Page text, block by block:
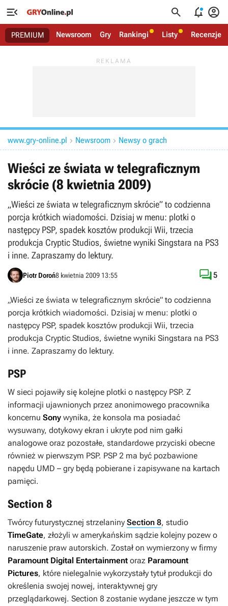
   
PREMIUM Newsroom Gry Rankingi Listy Recenzje
www.gry-online.pl  Newsroom  Newsy o grach
Wieści ze świata w telegraficznym
skrócie (8 kwietnia 2009)
„Wieści ze świata w telegraficznym skrócie” to codzienna
porcja krótkich wiadomości. Dzisiaj w menu: plotki o
następcy PSP, spadek kosztów produkcji Wii, trzecia
produkcja Cryptic Studios, świetne wyniki Singstara na PS3
i inne. Zapraszamy do lektury.
Piotr Doroń8 kwietnia 2009 13:55 5
„Wieści ze świata w telegraficznym skrócie” to codzienna
porcja krótkich wiadomości. Dzisiaj w menu: plotki o
następcy PSP, spadek kosztów produkcji Wii, trzecia
produkcja Cryptic Studios, świetne wyniki Singstara na PS3
i inne. Zapraszamy do lektury.
PSP
W sieci pojawiły się kolejne plotki o następcy PSP. Z
informacji ujawnionych przez anonimowego pracownika
koncernu Sony wynika, że konsola ma posiadać
wysuwany, dotykowy ekran i ukryte pod nim gałki
analogowe oraz pozostałe, standardowe przyciski obecne
również w pierwszym PSP. PSP 2 ma być pozbawione
napędu UMD – gry będą pobierane i zapisywane na kartach
pamięci.
Section 8
Twórcy futurystycznej strzelaniny Section 8, studio
TimeGate, złożyli w amerykańskim sądzie kolejny pozew o
naruszenie praw autorskich. Został on wymierzony w firmy
Paramount Digital Entertainment oraz Paramount
Pictures, które nielegalnie wykorzystały tytuł produkcji do
określenia swojej nowej, interaktywnej gry
przeglądarkowej. Section 8 zostanie wydane jeszcze w tym